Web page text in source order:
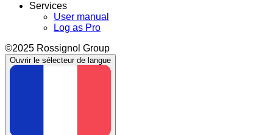
Services
User manual
Log as Pro
©2025 Rossignol Group
Ouvrir le sélecteur de langue